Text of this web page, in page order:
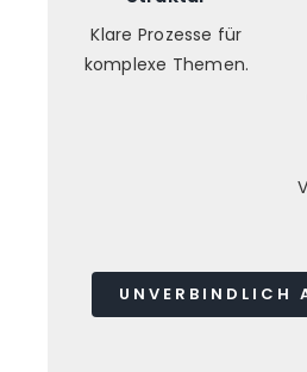
Klare Prozesse für
komplexe Themen.
UNVERBINDLICH